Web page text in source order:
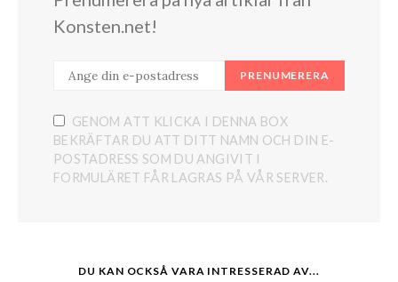
Konsten.net!
PRENUMERERA
GENOM ATT KLICKA I DENNA BOX
BEKRÄFTAR DU ATT DITT NAMN OCH DIN E-
POSTADRESS SOM DU ANGIVIT I
FORMULÄRET FÅR LAGRAS PÅ VÅR SERVER.
DU KAN OCKSÅ VARA INTRESSERAD AV...